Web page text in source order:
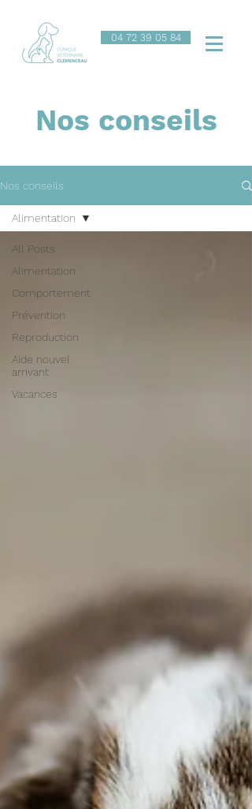
04 72 39 05 84
Nos conseils
Nos conseils
All Posts
Alimentation
Comportement
Prévention
Reproduction
Aide nouvel
arrivant
Vacances
Alimentation